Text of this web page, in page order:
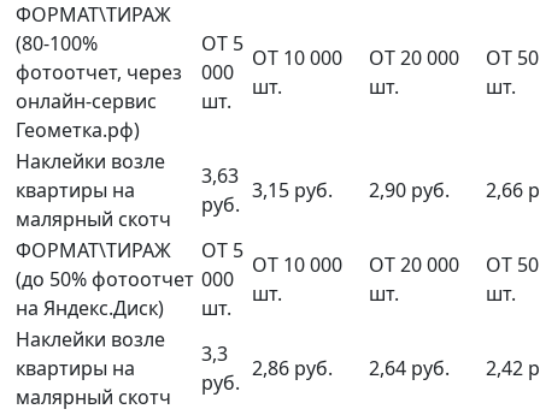
ФОРМАТ\ТИРАЖ
(80-100%
фотоотчет, через
онлайн-сервис
Геометка.рф)
ОТ 5
000
шт.
ОТ 10 000
шт.
ОТ 20 000
шт.
ОТ
шт.
Наклейки возле
квартиры на
малярный скотч
3,63
руб.
3,15 руб. 2,90 руб. 2,66
ФОРМАТ\ТИРАЖ
(до 50% фотоотчет
на Яндекс.Диск)
ОТ 5
000
шт.
ОТ 10 000
шт.
ОТ 20 000
шт.
ОТ
шт.
Наклейки возле
квартиры на
малярный скотч
3,3
руб.
2,86 руб. 2,64 руб. 2,42